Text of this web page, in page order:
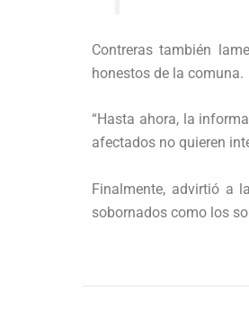
Contreras también
honestos de la comuna.
“Hasta ahora, la
afectados no quieren
Finalmente, advirtió a
sobornados como los